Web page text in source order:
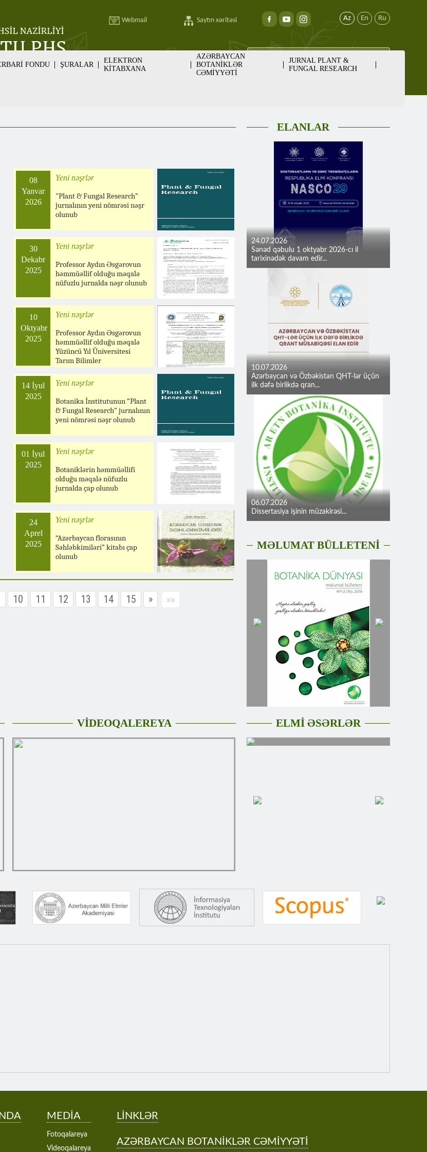
Webmail Saytın xəritəsi Az En Ru
FONDU ŞURALAR
ELEKTRON
KİTABXANA
AZƏRBAYCAN
BOTANİKLƏR
CƏMİYYƏTİ
JURNAL PLANT &
FUNGAL RESEARCH
08
Yanvar
2026
Yeni nəşrlər
"Plant & Fungal Research”
jurnalının yeni nömrəsi nəşr
olunub
30
Dekabr
2025
Yeni nəşrlər
Professor Aydın Əsgərovun
həmmüəllif olduğu məqalə
nüfuzlu jurnalda nəşr olunub
10
Oktyabr
2025
Yeni nəşrlər
Professor Aydın Əsgərovun
həmmüəllif olduğu məqalə
Yüzüncü Yıl Üniversitesi
Tarım Bilimler
14 İyul
2025
Yeni nəşrlər
Botanika İnstitutunun “Plant
& Fungal Research” jurnalının
yeni nömrəsi nəşr olunub
01 İyul
2025
Yeni nəşrlər
Botaniklərin həmmüəllifi
olduğu məqalə nüfuzlu
jurnalda çap olunub
24
Aprel
2025
Yeni nəşrlər
“Azərbaycan florasının
Səhləbkimiləri” kitabı çap
olunub
10 11 12 13 14 15 » »»
ELANLAR
24.07.2026
Sənəd qəbulu 1 oktyabr 2026-cı il
tarixinədək davam edir...
10.07.2026
Azərbaycan və Özbəkistan QHT-lər üçün
ilk dəfə birlikdə qran...
06.07.2026
Dissertasiya işinin müzakirəsi...
MƏLUMAT BÜLLETENİ
VİDEOQALEREYA ELMİ ƏSƏRLƏR
MEDİA
Fotoqalareya
Videoqalareya
LİNKLƏR
AZƏRBAYCAN BOTANİKLƏR CƏMİYYƏTİ